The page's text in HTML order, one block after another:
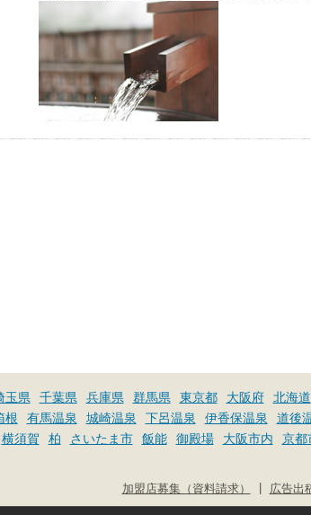
玉県 千葉県 兵庫県 群馬県 東京都 大阪府 北海道
根 有馬温泉 城崎温泉 下呂温泉 伊香保温泉 道後
横須賀 柏 さいたま市 飯能 御殿場 大阪市内 京都
広告出
加盟店募集（資料請求）